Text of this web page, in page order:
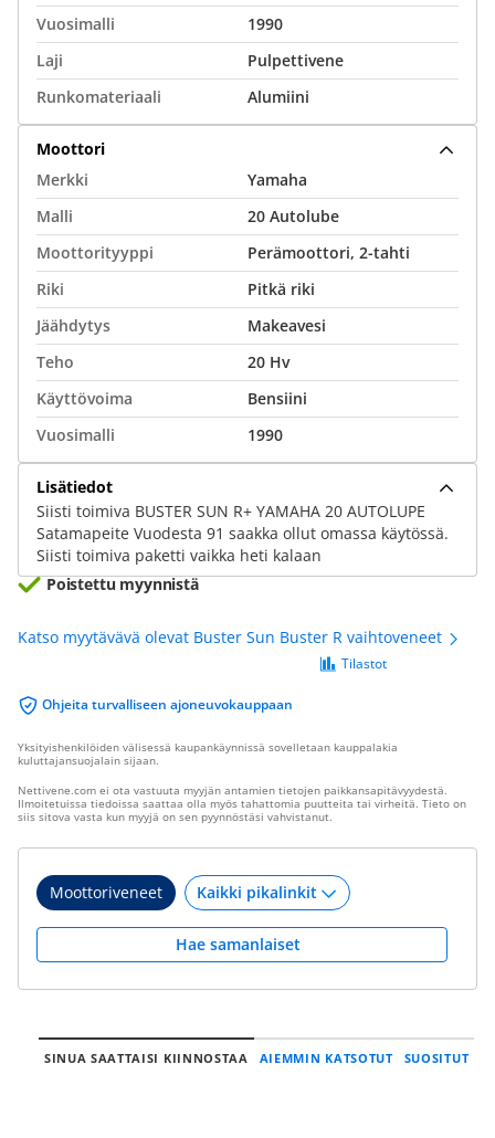
Vuosimalli
1990
Laji
Pulpettivene
Runkomateriaali
Alumiini
Moottori
Merkki
Yamaha
Malli
20 Autolube
Moottorityyppi
Perämoottori, 2-tahti
Riki
Pitkä riki
Jäähdytys
Makeavesi
Teho
20 Hv
Käyttövoima
Bensiini
Vuosimalli
1990
Lisätiedot
Siisti toimiva BUSTER SUN R+ YAMAHA 20 AUTOLUPE
Satamapeite Vuodesta 91 saakka ollut omassa käytössä.
Siisti toimiva paketti vaikka heti kalaan
Poistettu myynnistä
Katso myytävävä olevat Buster Sun Buster R vaihtoveneet
Ohjeita turvalliseen ajoneuvokauppaan
Tilastot
Yksityishenkilöiden välisessä kaupankäynnissä sovelletaan kauppalakia
kuluttajansuojalain sijaan.
Nettivene.com ei ota vastuuta myyjän antamien tietojen paikkansapitävyydestä.
Ilmoitetuissa tiedoissa saattaa olla myös tahattomia puutteita tai virheitä. Tieto on
siis sitova vasta kun myyjä on sen pyynnöstäsi vahvistanut.
Moottoriveneet
Hae samanlaiset
SINUA SAATTAISI KIINNOSTAA AIEMMIN KATSOTUT SUOSITUT